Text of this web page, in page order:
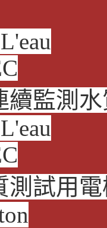
續監測
測試用